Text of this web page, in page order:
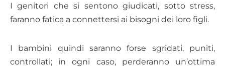
I genitori che si sentono giudicati, sotto stress,
faranno fatica a connettersi ai bisogni dei loro figli.
I bambini quindi saranno forse sgridati, puniti,
controllati; in ogni caso, perderanno un’ottima